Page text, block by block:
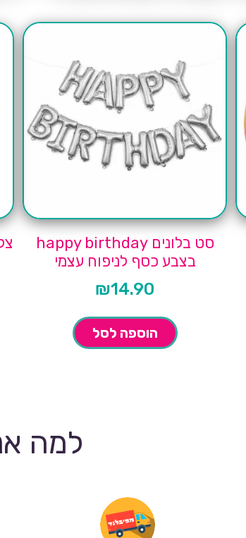
סט בלונים happy birthday
בצבע כסף לניפוח עצמי
₪14.90
הוספה לסל
למה